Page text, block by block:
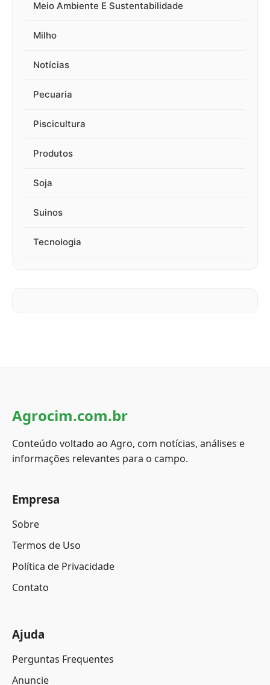
Meio Ambiente E Sustentabilidade
Milho
Notícias
Pecuaria
Piscicultura
Produtos
Soja
Suinos
Tecnologia
Agrocim.com.br
Conteúdo voltado ao Agro, com notícias, análises e
informações relevantes para o campo.
Empresa
Sobre
Termos de Uso
Política de Privacidade
Contato
Ajuda
Perguntas Frequentes
Anuncie